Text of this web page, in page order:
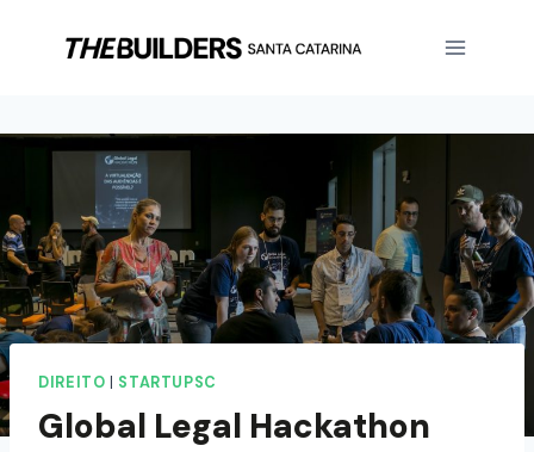
DIREITO STARTUPSC
Global Legal Hackathon